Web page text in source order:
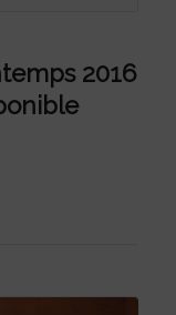
2016